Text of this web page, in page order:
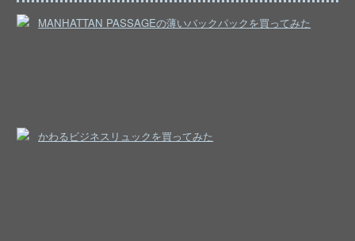
MANHATTAN PASSAGEの薄いバックパックを買ってみた
かわるビジネスリュックを買ってみた